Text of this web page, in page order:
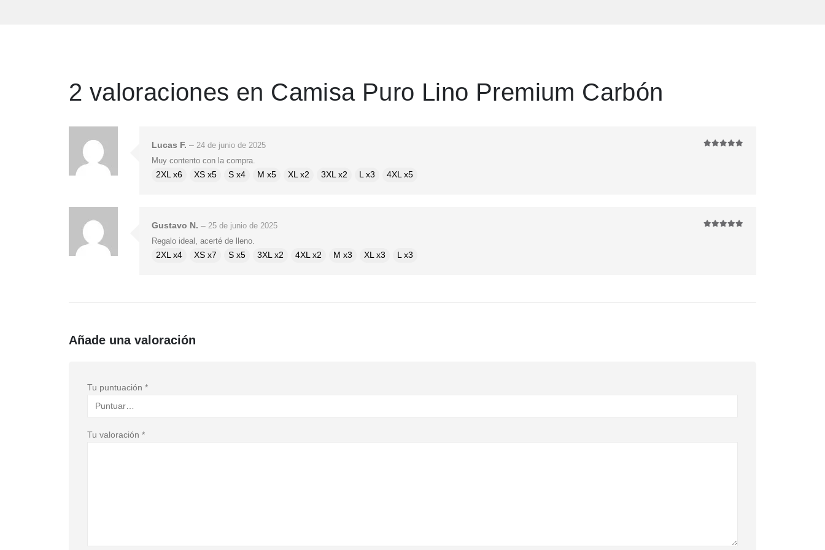
2 valoraciones en Camisa Puro Lino Premium Carbón
Lucas F. – 24 de junio de 2025
Muy contento con la compra.
2XL x6 XS x5 S x4 M x5 XL x2 3XL x2 L x3 4XL x5
Gustavo N. – 25 de junio de 2025
Regalo ideal, acerté de lleno.
2XL x4 XS x7 S x5 3XL x2 4XL x2 M x3 XL x3 L x3
Añade una valoración
Tu puntuación *
Tu valoración *